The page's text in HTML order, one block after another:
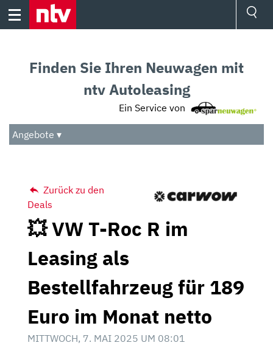
Skip
Audio
Das Beste
Finden Sie Ihren Neuwagen mit
ntv Autoleasing
Ein Service von
Angebote ▾
Zurück zu den
Deals
💥 VW T-Roc R im
Leasing als
Bestellfahrzeug für 189
Euro im Monat netto
MITTWOCH, 7. MAI 2025 UM 08:01